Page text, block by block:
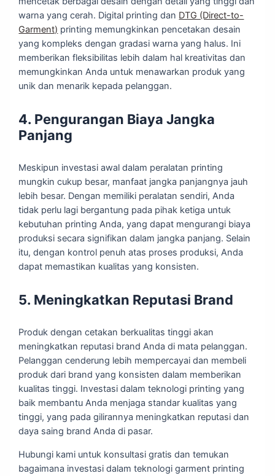
warna yang cerah. Digital printing dan DTG (Direct-to-
Garment) printing memungkinkan pencetakan desain
yang kompleks dengan gradasi warna yang halus. Ini
memberikan fleksibilitas lebih dalam hal kreativitas dan
memungkinkan Anda untuk menawarkan produk yang
unik dan menarik kepada pelanggan.
4. Pengurangan Biaya Jangka
Panjang
Meskipun investasi awal dalam peralatan printing
mungkin cukup besar, manfaat jangka panjangnya jauh
lebih besar. Dengan memiliki peralatan sendiri, Anda
tidak perlu lagi bergantung pada pihak ketiga untuk
kebutuhan printing Anda, yang dapat mengurangi biaya
produksi secara signifikan dalam jangka panjang. Selain
itu, dengan kontrol penuh atas proses produksi, Anda
dapat memastikan kualitas yang konsisten.
5. Meningkatkan Reputasi Brand
Produk dengan cetakan berkualitas tinggi akan
meningkatkan reputasi brand Anda di mata pelanggan.
Pelanggan cenderung lebih mempercayai dan membeli
produk dari brand yang konsisten dalam memberikan
kualitas tinggi. Investasi dalam teknologi printing yang
baik membantu Anda menjaga standar kualitas yang
tinggi, yang pada gilirannya meningkatkan reputasi dan
daya saing brand Anda di pasar.
Hubungi kami untuk konsultasi gratis dan temukan
bagaimana investasi dalam teknologi garment printing